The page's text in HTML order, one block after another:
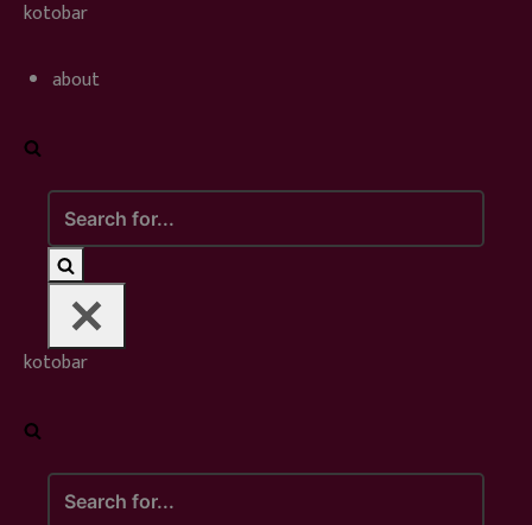
Skip
content
kotobar
about
Search
for...
kotobar
Search
for...